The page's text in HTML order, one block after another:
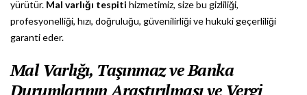
yürütür. Mal varlığı tespiti hizmetimiz, size bu gizliliği,
profesyonelliği, hızı, doğruluğu, güvenilirliği ve hukuki geçerliliği
garanti eder.
Mal Varlığı, Taşınmaz ve Banka
Durumlarının Araştırılması ve Vergi